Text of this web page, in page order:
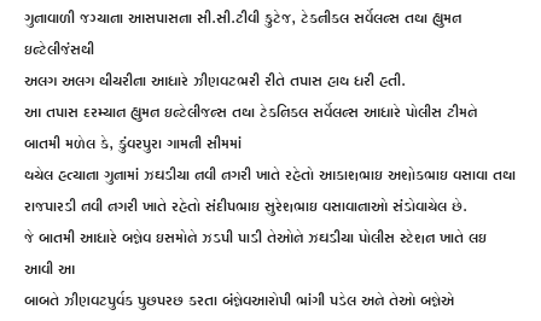
ગુનાવાળી જગ્યાના આસપાસના સી.સી.ટીવી ફુટેજ, ટેકનીકલ સર્વેલન્સ તથા હ્યુમન
ઇન્ટેલીજંસથી
અલગ અલગ થીયરીના આધારે ઝીણવટભરી રીતે તપાસ હાથ ધરી હતી.
આ તપાસ દરમ્યાન હ્યુમન ઇન્ટેલીજન્સ તથા ટેકનિકલ સર્વેલન્સ આધારે પોલીસ ટીમને
બાતમી મળેલ કે, કુંવરપુરા ગામની સીમમાં
થયેલ હત્યાના ગુનામાં ઝઘડીયા નવી નગરી ખાતે રહેતો આકાશભાઇ અશોકભાઇ વસાવા તથા
રાજપારડી નવી નગરી ખાતે રહેતો સંદીપભાઇ સુરેશભાઇ વસાવાનાઓ સંડોવાયેલ છે.
જે બાતમી આધારે બન્નેવ ઇસમોને ઝડપી પાડી તેઓને ઝઘડીયા પોલીસ સ્ટેશન ખાતે લઇ
આવી આ
બાબતે ઝીણવટપુર્વક પુછપરછ કરતા બંન્નેવઆરોપી ભાંગી પડેલ અને તેઓ બન્નેએ